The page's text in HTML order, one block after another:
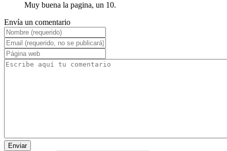
Muy buena la pagina, un 10.
Envía un comentario